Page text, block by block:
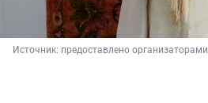
Источник: предоставлено организаторами